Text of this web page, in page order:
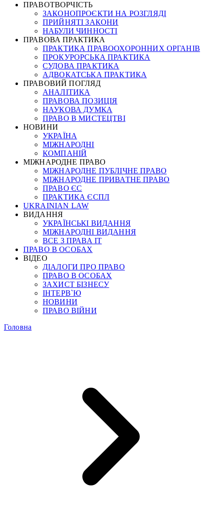
ПРАВОТВОРЧІСТЬ
ЗАКОНОПРОЄКТИ НА РОЗГЛЯДІ
ПРИЙНЯТІ ЗАКОНИ
НАБУЛИ ЧИННОСТІ
ПРАВОВА ПРАКТИКА
ПРАКТИКА ПРАВООХОРОННИХ ОРГАНІВ
ПРОКУРОРСЬКА ПРАКТИКА
СУДОВА ПРАКТИКА
АДВОКАТСЬКА ПРАКТИКА
ПРАВОВИЙ ПОГЛЯД
АНАЛІТИКА
ПРАВОВА ПОЗИЦІЯ
НАУКОВА ДУМКА
ПРАВО В МИСТЕЦТВІ
НОВИНИ
УКРАЇНА
МІЖНАРОДНІ
КОМПАНІЙ
МІЖНАРОДНЕ ПРАВО
МІЖНАРОДНЕ ПУБЛІЧНЕ ПРАВО
МІЖНАРОДНЕ ПРИВАТНЕ ПРАВО
ПРАВО ЄС
ПРАКТИКА ЄСПЛ
UKRAINIAN LAW
ВИДАННЯ
УКРАЇНСЬКІ ВИДАННЯ
МІЖНАРОДНІ ВИДАННЯ
ВСЕ З ПРАВА ІТ
ПРАВО В ОСОБАХ
ВІДЕО
ДІАЛОГИ ПРО ПРАВО
ПРАВО В ОСОБАХ
ЗАХИСТ БІЗНЕСУ
ІНТЕРВ`Ю
НОВИНИ
ПРАВО ВІЙНИ
Головна